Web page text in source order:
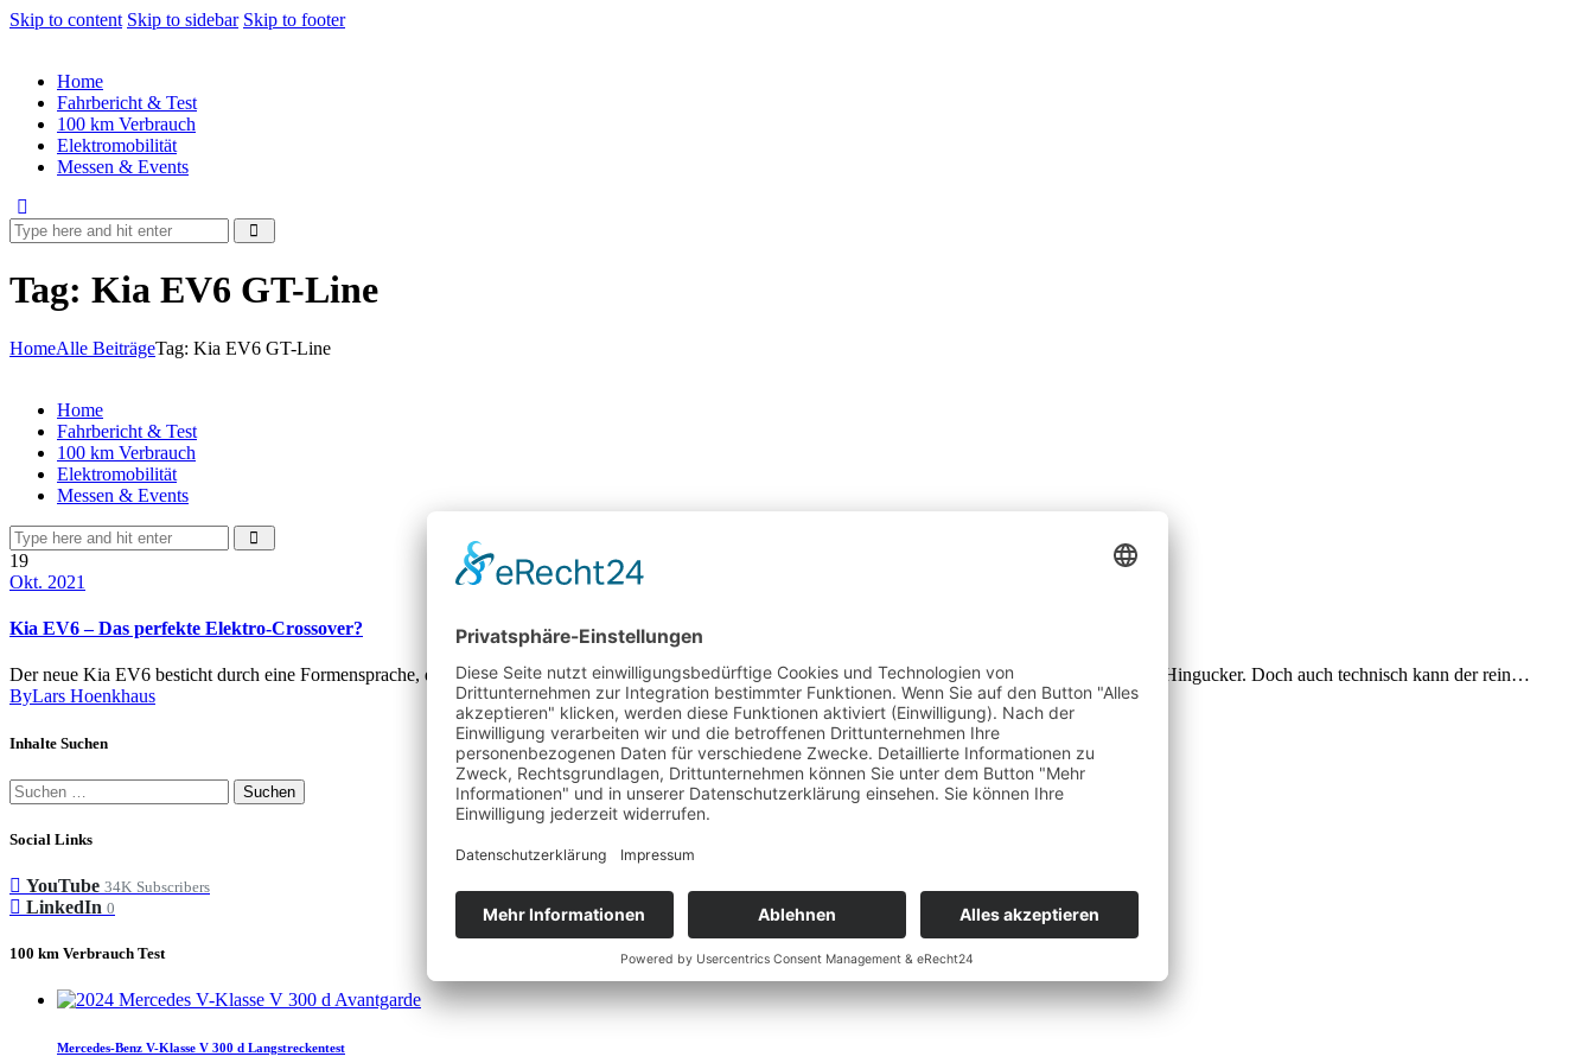
Skip to content Skip to sidebar Skip to footer
Home
Fahrbericht & Test
100 km Verbrauch
Elektromobilität
Messen & Events
Tag: Kia EV6 GT-Line
HomeAlle BeiträgeTag: Kia EV6 GT-Line
Home
Fahrbericht & Test
100 km Verbrauch
Elektromobilität
Messen & Events
19
Okt. 2021
Kia EV6 – Das perfekte Elektro-Crossover?
Der neue Kia EV6 besticht durch eine Formensprache, die Ihresgleichen sucht. Innen wie Außen ist der technische Bruder des Hyundai Ioniq 5 ein echter Hingucker. Doch auch technisch kann der rein…
ByLars Hoenkhaus
Inhalte Suchen
Suchen
nach:
Social Links
YouTube 34K Subscribers
LinkedIn 0
100 km Verbrauch Test
Mercedes-Benz V-Klasse V 300 d Langstreckentest